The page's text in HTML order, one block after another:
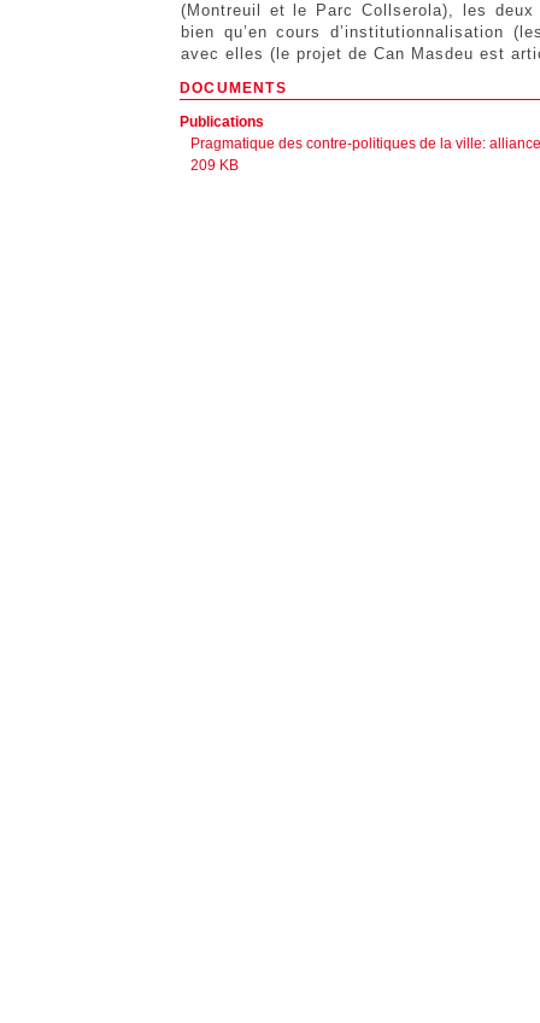
(Montreuil et le Parc Collserola), les
bien qu’en cours d’institutionnalisation
avec elles (le projet de Can Masdeu est
DOCUMENTS
Publications
Pragmatique des contre-politiques de la ville:
209 KB